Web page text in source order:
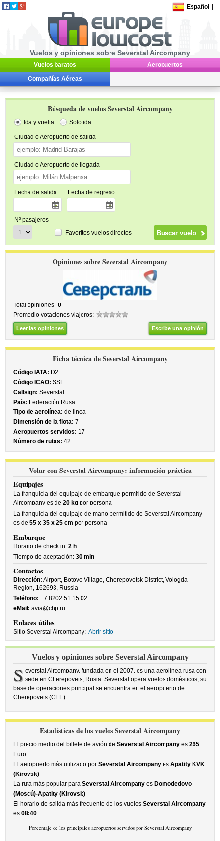
Español
Vuelos y opiniones sobre Severstal Aircompany
Vuelos baratos Aeropuertos
Compañías Aéreas
Búsqueda de vuelos Severstal Aircompany
Ida y vuelta Solo ida
Ciudad o Aeropuerto de salida
Ciudad o Aeropuerto de llegada
Fecha de salida Fecha de regreso
Nº pasajeros
Favoritos vuelos directos
Opiniones sobre Severstal Aircompany
Total opiniones: 0
Promedio votaciones viajeros:
Leer las opiniones Escribe una opinión
Ficha técnica de Severstal Aircompany
Código IATA: D2
Código ICAO: SSF
Callsign: Severstal
País: Federación Rusa
Tipo de aerolínea: de linea
Dimensión de la flota: 7
Aeropuertos servidos: 17
Número de rutas: 42
Volar con Severstal Aircompany: información práctica
Equipajes
La franquicia del equipaje de embarque permitido de Severstal
Aircompany es de20 kg por persona
La franquicia del equipaje de mano permitido de Severstal Aircompany
es de55 x 35 x 25 cm por persona
Embarque
Horario de check in:2 h
Tiempo de aceptación:30 min
Contactos
Dirección: Airport, Botovo Village, Cherepovetsk District, Vologda
Region, 162693, Russia
Teléfono: +7 8202 51 15 02
eMail: avia@chp.ru
Enlaces útiles
Sitio Severstal Aircompany: Abrir sitio
Vuelos y opiniones sobre Severstal Aircompany
S everstal Aircompany, fundada en el 2007, es una aerolínea rusa con
sede en Cherepovets, Rusia. Severstal opera vuelos domésticos, su
base de operaciones principal se encuentra en el aeropuerto de
Cherepovets (CEE).
Estadísticas de los vuelos Severstal Aircompany
El precio medio del billete de avión deSeverstal Aircompany es265
Euro
El aeropuerto más utilizado porSeverstal Aircompany esApatity KVK
(Kirovsk)
La ruta más popular paraSeverstal Aircompany es Domodedovo
(Moscú)-Apatity (Kirovsk)
El horario de salida más frecuente de los vuelosSeverstal Aircompany
es08:40
Porcentaje de los principales aeropuertos servidos por Severstal Aircompany